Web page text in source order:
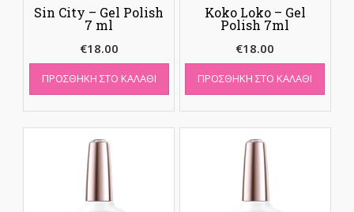
Sin City – Gel Polish
7 ml
€18.00
ΠΡΟΣΘΉΚΗ ΣΤΟ ΚΑΛΆΘΙ
Koko Loko – Gel
Polish 7ml
€18.00
ΠΡΟΣΘΉΚΗ ΣΤΟ ΚΑΛΆΘΙ